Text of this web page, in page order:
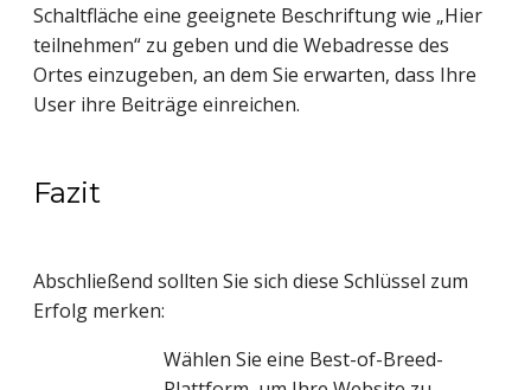
Schaltfläche eine geeignete Beschriftung wie „Hier
teilnehmen“ zu geben und die Webadresse des
Ortes einzugeben, an dem Sie erwarten, dass Ihre
User ihre Beiträge einreichen.
Fazit
Abschließend sollten Sie sich diese Schlüssel zum
Erfolg merken:
Wählen Sie eine Best-of-Breed-